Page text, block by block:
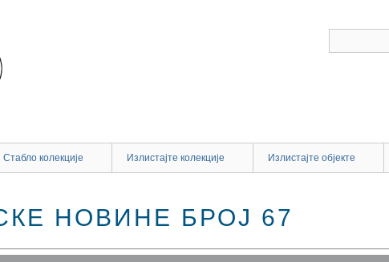
Стабло колекције Излистајте колекције Излистајте објекте
НОВИНЕ БРОЈ 67